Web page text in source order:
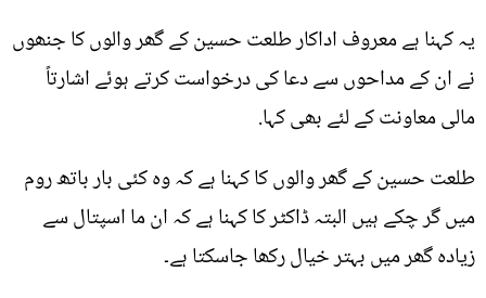
یہ کہنا ہے معروف اداکار طلعت حسین کے گھر والوں کا جنھوں
نے ان کے مداحوں سے دعا کی درخواست کرتے ہوئے اشارتاً
مالی معاونت کے لئے بھی کہا.
طلعت حسین کے گھر والوں کا کہنا ہے کہ وہ کئی بار باتھ روم
میں گر چکے ہیں البتہ ڈاکٹر کا کہنا ہے کہ ان ما اسپتال سے
زیادہ گھر میں بہتر خیال رکھا جاسکتا ہے۔